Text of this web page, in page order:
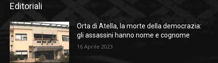
Editoriali
Orta di Atella, la morte della democrazia:
gli assassini hanno nome e cognome
16 Aprile 2023